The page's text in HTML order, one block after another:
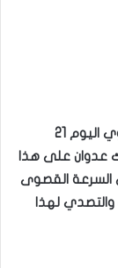
أكّد النائب عن ائتلاف الكرامة عبد اللطيف العلوي اليوم 21
ببرنامج 18/20 أنّ “هناك عدوان على هذا
السرعة القصوى
لهذا